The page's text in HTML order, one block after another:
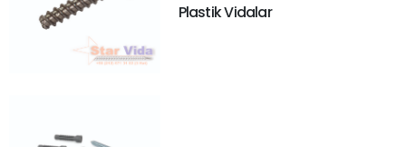
Plastik Vidalar